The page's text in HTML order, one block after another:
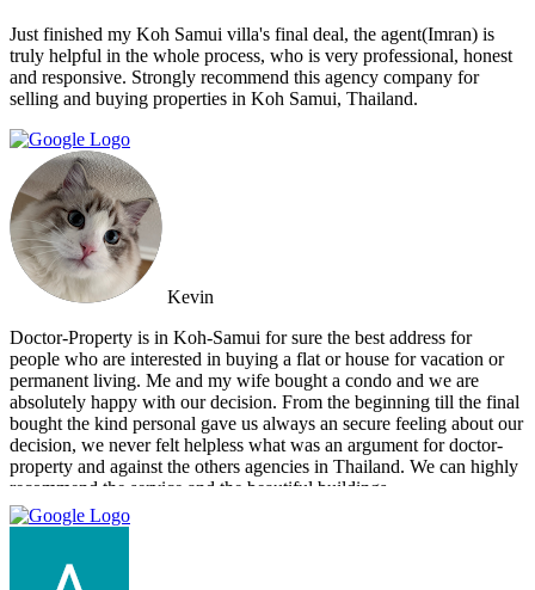
Just finished my Koh Samui villa's final deal, the agent(Imran) is
truly helpful in the whole process, who is very professional, honest
and responsive. Strongly recommend this agency company for
selling and buying properties in Koh Samui, Thailand.
Kevin
Doctor-Property is in Koh-Samui for sure the best address for
people who are interested in buying a flat or house for vacation or
permanent living. Me and my wife bought a condo and we are
absolutely happy with our decision. From the beginning till the final
bought the kind personal gave us always an secure feeling about our
decision, we never felt helpless what was an argument for doctor-
property and against the others agencies in Thailand. We can highly
recommend the service and the beautiful buildings.